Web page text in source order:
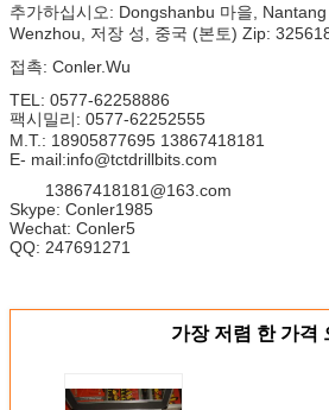
추가하십시오: Dongshanbu 마을, Nantang
Wenzhou, 저장 성, 중국 (본토) Zip:
접촉: Conler.Wu
TEL: 0577-62258886
팩시밀리: 0577-62252555
M.T.: 18905877695 13867418181
E- mail:info@tctdrillbits.com
13867418181@163.com
Skype: Conler1985
Wechat: Conler5
QQ: 247691271
가장 저렴 한 가격